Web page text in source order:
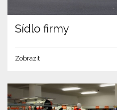
Sídlo firmy
Zobrazit